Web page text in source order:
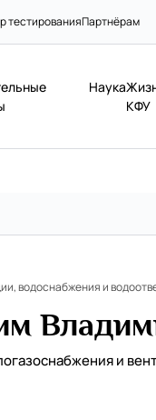
тестированияПартнёрам
Наука
КФУ
водоснабжения и
и